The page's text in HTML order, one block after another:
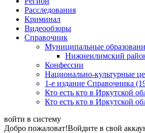
Расследования
Криминал
Видеообзоры
Справочник
Муниципальные
Нижнеилимский
Конфессии
Национально-культурные
1-е издание Справочника
Кто есть кто в Иркутской
Кто есть кто в Иркутской
войти в систему
Добро пожаловат!Войдите в свой